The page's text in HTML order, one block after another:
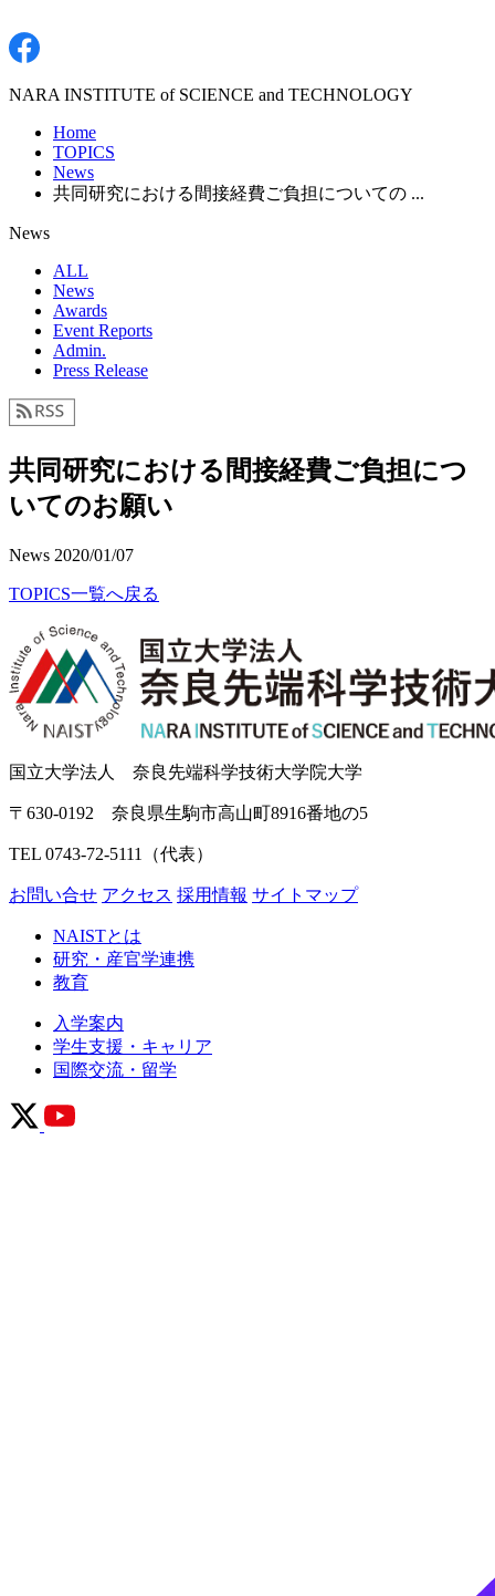
NARA INSTITUTE of SCIENCE and TECHNOLOGY
Home
TOPICS
News
共同研究における間接経費ご負担についての ...
News
ALL
News
Awards
Event Reports
Admin.
Press Release
共同研究における間接経費ご負担につ
いてのお願い
News 2020/01/07
TOPICS一覧へ戻る
国立大学法人 奈良先端科学技術大学院大学
〒630-0192 奈良県生駒市高山町8916番地の5
TEL 0743-72-5111（代表）
お問い合せ アクセス 採用情報 サイトマップ
NAISTとは
研究・産官学連携
教育
入学案内
学生支援・キャリア
国際交流・留学